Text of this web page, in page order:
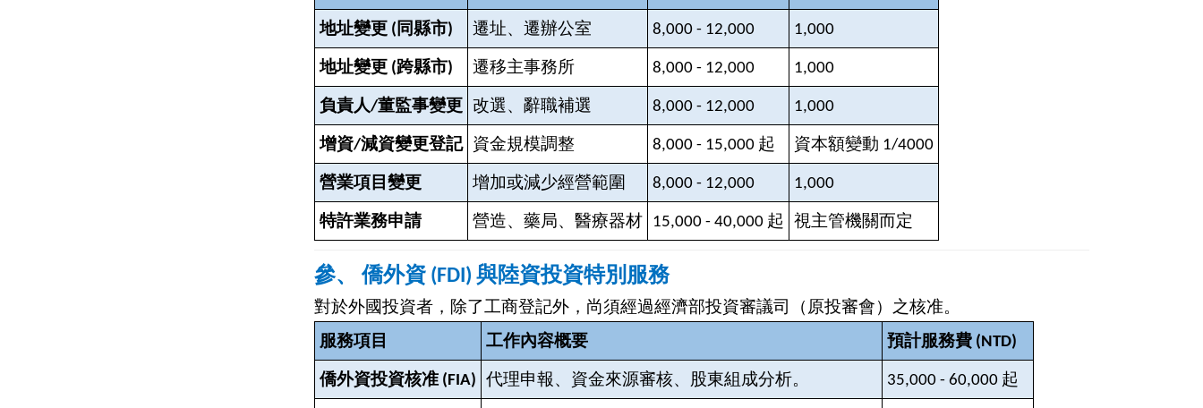
地址變更 (同縣市) 遷址、遷辦公室 8,000 - 12,000 1,000
地址變更 (跨縣市) 遷移主事務所 8,000 - 12,000 1,000
負責人/董監事變更 改選、辭職補選 8,000 - 12,000 1,000
增資/減資變更登記 資金規模調整 8,000 - 15,000 起 資本額變動 1/4000
營業項目變更 增加或減少經營範圍 8,000 - 12,000 1,000
特許業務申請 營造、藥局、醫療器材 15,000 - 40,000 起 視主管機關而定
參、 僑外資 (FDI) 與陸資投資特別服務
對於外國投資者，除了工商登記外，尚須經過經濟部投資審議司（原投審會）之核准。
服務項目
工作內容概要 預計服務費 (NTD)
僑外資投資核准 (FIA) 代理申報、資金來源審核、股東組成分析。 35,000 - 60,000 起